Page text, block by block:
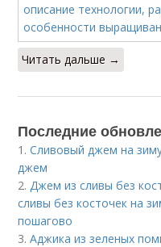
Читать дальше →
Последние
1.Сливовый джем на
джем
2.Джем из сливы без
сливы без косточек на
пошагово
3.Аджика из зеленых